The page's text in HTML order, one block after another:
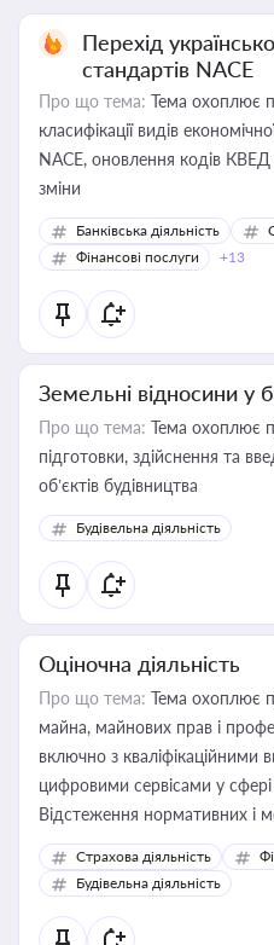
Перехід
стандартів NACE
Про що тема: Тема охоплює
класифікації видів
NACE, оновлення кодів КВЕД
зміни
Банківська діяльність
Фінансові послуги
+13
Земельні відносини у
Про що тема: Тема охоплює
підготовки, здійснення та
об’єктів будівництва
Будівельна діяльність
Оціночна діяльність
Про що тема: Тема охоплює
майна, майнових прав і
включно з кваліфікаційними
цифровими сервісами у сфері
Відстеження нормативних і
корисне для власника
бухгалтера під час
державного майна,
статусу суб'єктів оціночної
Страхова діяльність
Будівельна діяльність